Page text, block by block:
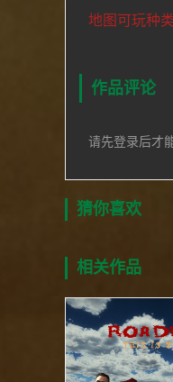
地图可玩种
作品评论
请先登录后才
猜你喜欢
相关作品